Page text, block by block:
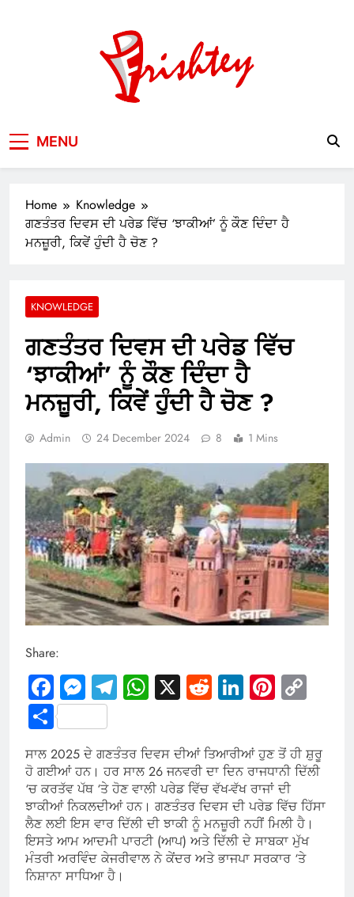
MENU
Home
Knowledge
ਗਣਤੰਤਰ ਦਿਵਸ ਦੀ ਪਰੇਡ ਵਿੱਚ ‘ਝਾਕੀਆਂ’ ਨੂੰ ਕੌਣ ਦਿੰਦਾ ਹੈ
ਮਨਜ਼ੂਰੀ, ਕਿਵੇਂ ਹੁੰਦੀ ਹੈ ਚੋਣ ?
KNOWLEDGE
ਗਣਤੰਤਰ ਦਿਵਸ ਦੀ ਪਰੇਡ ਵਿੱਚ
‘ਝਾਕੀਆਂ’ ਨੂੰ ਕੌਣ ਦਿੰਦਾ ਹੈ
ਮਨਜ਼ੂਰੀ, ਕਿਵੇਂ ਹੁੰਦੀ ਹੈ ਚੋਣ ?
Admin 24 December 2024 8 1 Mins
Share:
Facebook
Messenger
Telegram
WhatsApp
X RedditLinkedIn
Share
ਸਾਲ 2025 ਦੇ ਗਣਤੰਤਰ ਦਿਵਸ ਦੀਆਂ ਤਿਆਰੀਆਂ ਹੁਣ ਤੋਂ ਹੀ ਸ਼ੁਰੂ
ਹੋ ਗਈਆਂ ਹਨ। ਹਰ ਸਾਲ 26 ਜਨਵਰੀ ਦਾ ਦਿਨ ਰਾਜਧਾਨੀ ਦਿੱਲੀ
‘ਚ ਕਰਤੱਵ ਪੱਥ ‘ਤੇ ਹੋਣ ਵਾਲੀ ਪਰੇਡ ਵਿੱਚ ਵੱਖ-ਵੱਖ ਰਾਜਾਂ ਦੀ
ਝਾਕੀਆਂ ਨਿਕਲਦੀਆਂ ਹਨ। ਗਣਤੰਤਰ ਦਿਵਸ ਦੀ ਪਰੇਡ ਵਿੱਚ ਹਿੱਸਾ
ਲੈਣ ਲਈ ਇਸ ਵਾਰ ਦਿੱਲੀ ਦੀ ਝਾਕੀ ਨੂੰ ਮਨਜ਼ੂਰੀ ਨਹੀਂ ਮਿਲੀ ਹੈ।
ਇਸਤੇ ਆਮ ਆਦਮੀ ਪਾਰਟੀ (ਆਪ) ਅਤੇ ਦਿੱਲੀ ਦੇ ਸਾਬਕਾ ਮੁੱਖ
ਮੰਤਰੀ ਅਰਵਿੰਦ ਕੇਜਰੀਵਾਲ ਨੇ ਕੇਂਦਰ ਅਤੇ ਭਾਜਪਾ ਸਰਕਾਰ ‘ਤੇ
ਨਿਸ਼ਾਨਾ ਸਾਧਿਆ ਹੈ।